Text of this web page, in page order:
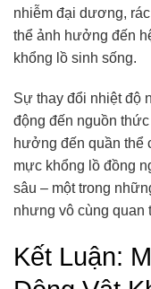
nhiễm đại dương,
thể ảnh hưởng đến
khổng lồ sinh sống.
Sự thay đổi nhiệt độ
động đến nguồn
hưởng đến quần thể
mực khổng lồ đồng
sâu – một trong
nhưng vô cùng quan
Kết Luận: